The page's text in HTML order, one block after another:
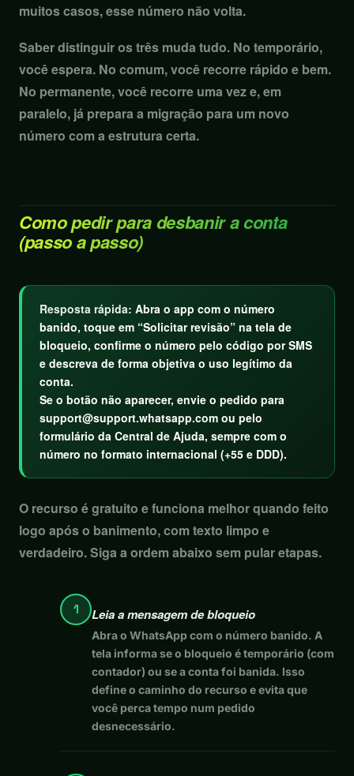
muitos casos, esse número não volta.
Saber distinguir os três muda tudo. No temporário,
você espera. No comum, você recorre rápido e bem.
No permanente, você recorre uma vez e, em
paralelo, já prepara a migração para um novo
número com a estrutura certa.
Como pedir para desbanir a conta
(passo a passo)
Resposta rápida: Abra o app com o número
banido, toque em “Solicitar revisão” na tela de
bloqueio, confirme o número pelo código por SMS
e descreva de forma objetiva o uso legítimo da
conta.
Se o botão não aparecer, envie o pedido para
support@support.whatsapp.com ou pelo
formulário da Central de Ajuda, sempre com o
número no formato internacional (+55 e DDD).
O recurso é gratuito e funciona melhor quando feito
logo após o banimento, com texto limpo e
verdadeiro. Siga a ordem abaixo sem pular etapas.
1 Leia a mensagem de bloqueio
Abra o WhatsApp com o número banido. A
tela informa se o bloqueio é temporário (com
contador) ou se a conta foi banida. Isso
define o caminho do recurso e evita que
você perca tempo num pedido
desnecessário.